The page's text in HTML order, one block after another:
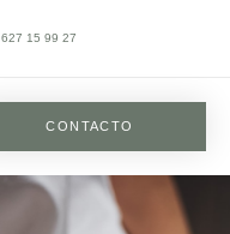
627 15 99 27
CONTACTO